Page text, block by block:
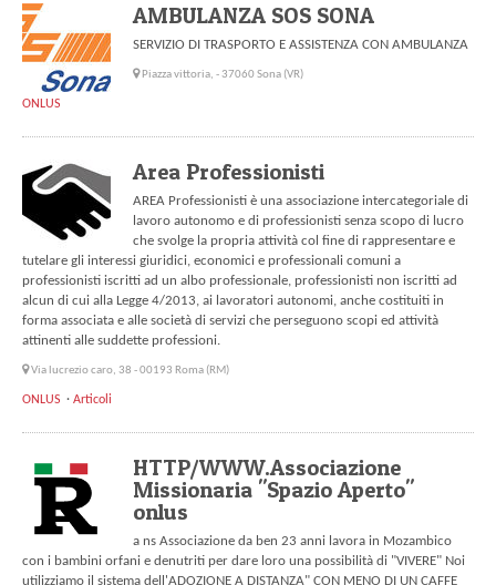
AMBULANZA SOS SONA
SERVIZIO DI TRASPORTO E ASSISTENZA CON AMBULANZA
Piazza vittoria, - 37060 Sona (VR)
ONLUS
Area Professionisti
AREA Professionisti è una associazione intercategoriale di
lavoro autonomo e di professionisti senza scopo di lucro
che svolge la propria attività col fine di rappresentare e
tutelare gli interessi giuridici, economici e professionali comuni a
professionisti iscritti ad un albo professionale, professionisti non iscritti ad
alcun di cui alla Legge 4/2013, ai lavoratori autonomi, anche costituiti in
forma associata e alle società di servizi che perseguono scopi ed attività
attinenti alle suddette professioni.
Via lucrezio caro, 38 - 00193 Roma (RM)
ONLUS Articoli
HTTP/WWW.Associazione
Missionaria "Spazio Aperto"
onlus
a ns Associazione da ben 23 anni lavora in Mozambico
con i bambini orfani e denutriti per dare loro una possibilità di "VIVERE" Noi
utilizziamo il sistema dell'ADOZIONE A DISTANZA" CON MENO DI UN CAFFE